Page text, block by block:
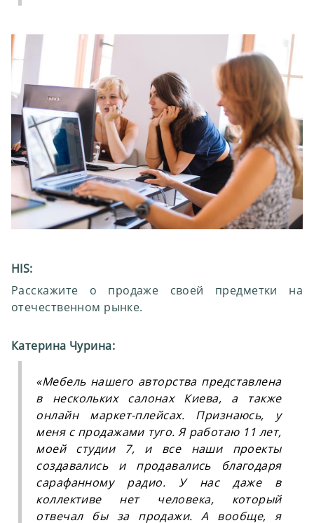
HIS:
Расскажите о продаже своей предметки на
отечественном рынке.
Катерина Чурина:
«Мебель нашего авторства представлена
в нескольких салонах Киева, а также
онлайн маркет-плейсах. Признаюсь, у
меня с продажами туго. Я работаю 11 лет,
моей студии 7, и все наши проекты
создавались и продавались благодаря
сарафанному радио. У нас даже в
коллективе нет человека, который
отвечал бы за продажи. А вообще, я